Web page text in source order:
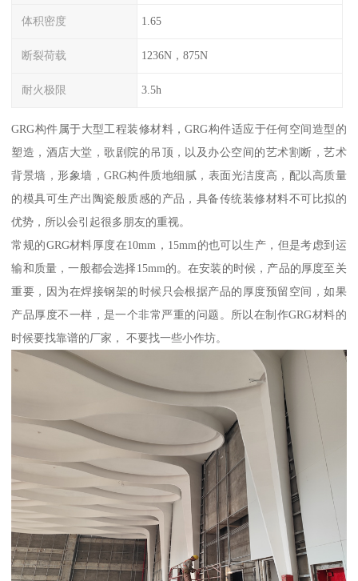
体积密度 1.65
断裂荷载 1236N，875N
耐火极限 3.5h
GRG构件属于大型工程装修材料，GRG构件适应于任何空间造型的
塑造，酒店大堂，歌剧院的吊顶，以及办公空间的艺术割断，艺术
背景墙，形象墙，GRG构件质地细腻，表面光洁度高，配以高质量
的模具可生产出陶瓷般质感的产品，具备传统装修材料不可比拟的
优势，所以会引起很多朋友的重视。
常规的GRG材料厚度在10mm，15mm的也可以生产，但是考虑到运
输和质量，一般都会选择15mm的。在安装的时候，产品的厚度至关
重要，因为在焊接钢架的时候只会根据产品的厚度预留空间，如果
产品厚度不一样，是一个非常严重的问题。所以在制作GRG材料的
时候要找靠谱的厂家， 不要找一些小作坊。